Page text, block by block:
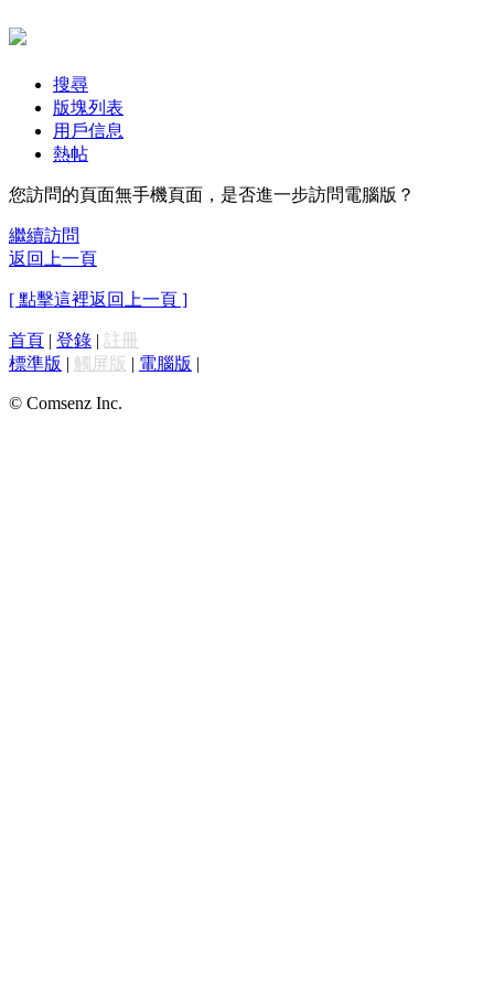
搜尋
版塊列表
用戶信息
熱帖
您訪問的頁面無手機頁面，是否進一步訪問電腦版？
繼續訪問
返回上一頁
[ 點擊這裡返回上一頁 ]
首頁 | 登錄 | 註冊
標準版 | 觸屏版 | 電腦版 |
© Comsenz Inc.